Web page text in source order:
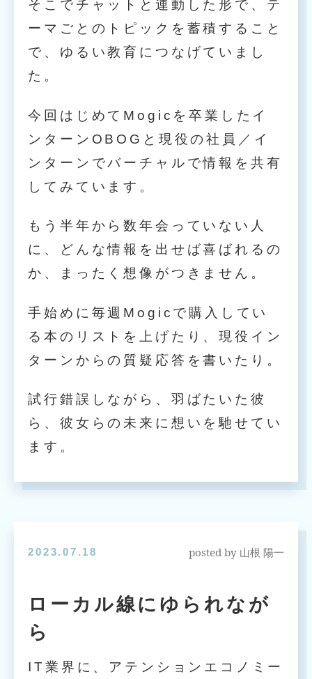
そこでチャットと連動した形で、テ
ーマごとのトピックを蓄積すること
で、ゆるい教育につなげていまし
た。
今回はじめてMogicを卒業したイ
ンターンOBOGと現役の社員／イ
ンターンでバーチャルで情報を共有
してみています。
もう半年から数年会っていない人
に、どんな情報を出せば喜ばれるの
か、まったく想像がつきません。
手始めに毎週Mogicで購入してい
る本のリストを上げたり、現役イン
ターンからの質疑応答を書いたり。
試行錯誤しながら、羽ばたいた彼
ら、彼女らの未来に想いを馳せてい
ます。
2023.07.18 posted by 山根 陽一
ローカル線にゆられなが
ら
IT業界に、アテンションエコノミー